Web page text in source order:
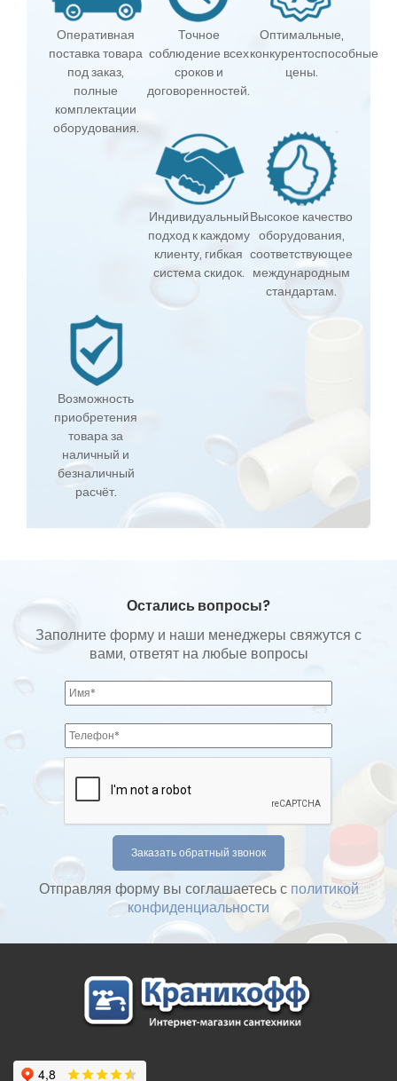
Оперативная
поставка товара
под заказ,
полные
комплектации
оборудования.
Точное
соблюдение всех
сроков и
договоренностей.
Оптимальные,
конкурентоспособные
цены.
Индивидуальный
подход к каждому
клиенту, гибкая
система скидок.
Высокое качество
оборудования,
соответствующее
международным
стандартам.
Возможность
приобретения
товара за
наличный и
безналичный
расчёт.
Остались вопросы?
Заполните форму и наши менеджеры свяжутся с
вами, ответят на любые вопросы
Отправляя форму вы соглашаетесь с политикой
конфиденциальности